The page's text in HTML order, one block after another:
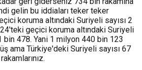
gelin bu iddiaları teker teker
koruma altındaki Suriyeli sayısı 2
geçici koruma altındaki Suriyeli
bin 478. Yani 1 milyon 440 bin 123
ama Türkiye'deki Suriyeli sayısı 67